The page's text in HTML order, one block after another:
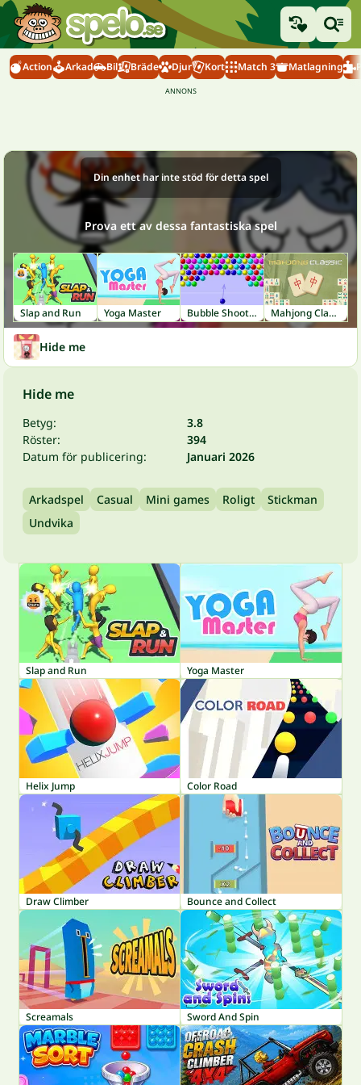
Action Arkad Bil Bräde Djur Kort Match 3 Matlagning
Din enhet har inte stöd för detta spel
Prova ett av dessa fantastiska spel
Slap and Run Yoga Master Bubble Shooter Mahjong Classic
Hide me
Hide me
Betyg:
3.8
Röster:
394
Datum för publicering:
Januari 2026
Arkadspel Casual Mini games Roligt
Stickman
Undvika
Slap and Run Yoga Master
Helix Jump Color Road
Draw Climber Bounce and Collect
Screamals Sword And Spin